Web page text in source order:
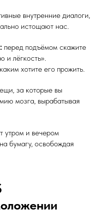
внутренние диалоги,
истощают нас.
перед подъёмом скажите
лёгкость».
хотите его прожить.
за которые вы
мозга, вырабатывая
утром и вечером
бумагу, освобождая